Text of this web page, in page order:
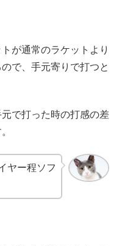
が通常のラケットより
で、手元寄りで打つと
で打った時の打感の差
ヤー程ソフ